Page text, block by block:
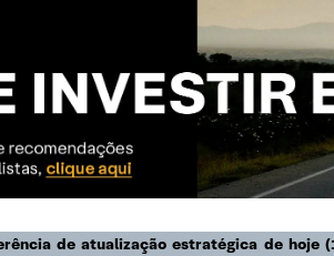
de atualização estratégica de hoje